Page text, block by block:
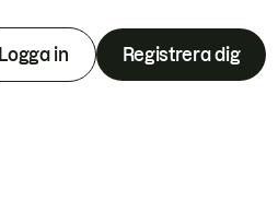
Logga in Registrera dig